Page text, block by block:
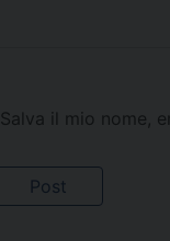
Salva il mio nome,